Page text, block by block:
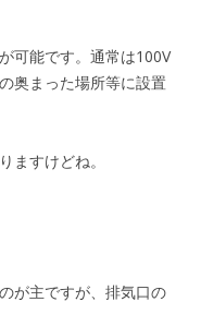
可能です。通常は100V
奥まった場所等に設置
ますけどね。
が主ですが、排気口の